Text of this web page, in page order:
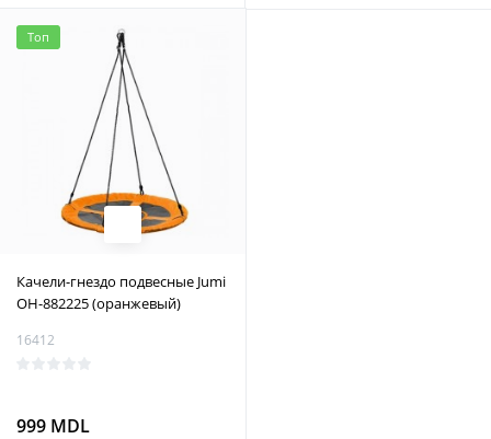
Топ
Качели-гнездо подвесные Jumi
OH-882225 (оранжевый)
16412
999 MDL